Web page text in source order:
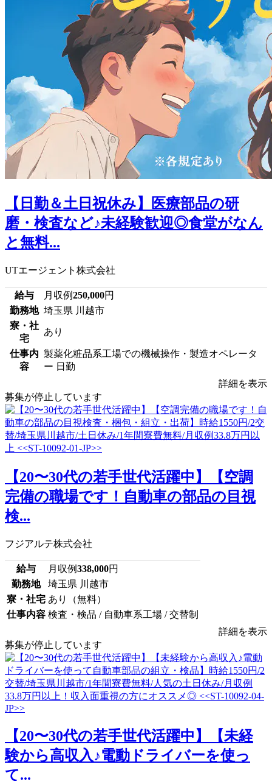
【日勤＆土日祝休み】医療部品の研
磨・検査など♪未経験歓迎◎食堂がなん
と無料...
UTエージェント株式会社
給与 月収例250,000円
勤務地 埼玉県 川越市
寮・社
宅
あり
仕事内
容
製薬化粧品系工場での機械操作・製造オペレータ
ー 日勤
詳細を表示
募集が停止しています
【20〜30代の若手世代活躍中】【空調
完備の職場です！自動車の部品の目視
検...
フジアルテ株式会社
給与 月収例338,000円
勤務地
埼玉県 川越市
寮・社宅 あり（無料）
仕事内容 検査・検品 / 自動車系工場 / 交替制
詳細を表示
募集が停止しています
【20〜30代の若手世代活躍中】【未経
験から高収入♪電動ドライバーを使っ
て...